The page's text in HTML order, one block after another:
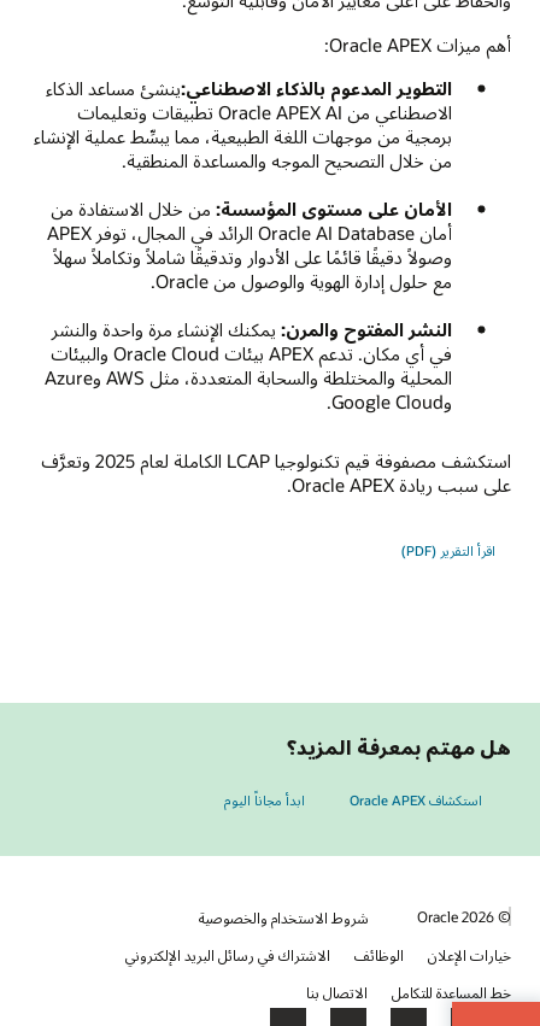
أهم ميزات Oracle APEX:
التطوير المدعوم بالذكاء الاصطناعي:ينشئ مساعد الذكاء
الاصطناعي من Oracle APEX AI تطبيقات وتعليمات
برمجية من موجهات اللغة الطبيعية، مما يبسِّط عملية الإنشاء
من خلال التصحيح الموجه والمساعدة المنطقية.
الأمان على مستوى المؤسسة: من خلال الاستفادة من
أمان Oracle AI Database الرائد في المجال، توفر APEX
وصولاً دقيقًا قائمًا على الأدوار وتدقيقًا شاملاً وتكاملاً سهلاً
مع حلول إدارة الهوية والوصول من Oracle.
النشر المفتوح والمرن: يمكنك الإنشاء مرة واحدة والنشر
في أي مكان. تدعم APEX بيئات Oracle Cloud والبيئات
المحلية والمختلطة والسحابة المتعددة، مثل AWS وAzure
وGoogle Cloud.
استكشف مصفوفة قيم تكنولوجيا LCAP الكاملة لعام 2025 وتعرَّف
على سبب ريادة Oracle APEX.
اقرأ التقرير ‏(PDF)
هل مهتم بمعرفة المزيد؟
استكشاف Oracle APEX ابدأ مجاناً اليوم
© 2026 Oracle
شروط الاستخدام والخصوصية
خيارات الإعلان
الوظائف
الاشتراك في رسائل البريد الإلكتروني
خط المساعدة للتكامل
الاتصال بنا